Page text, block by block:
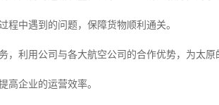
程中遇到的问题，保障货物顺利通关。
，利用公司与各大航空公司的合作优势，为太
高企业的运营效率。